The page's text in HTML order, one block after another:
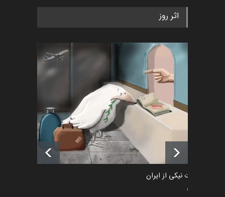
به یاد اردوغان باشول (۱۹۳۶–
اخبار 2 ماه قبل
رویداد کارگاهی کارتون و پوستر
«ایران سربلند» به ا…
اخبار 6 ماه قبل
فراخوان رویداد کارگاهی کارتون و
پوستر "ایران سربل…
اخبار 6 ماه قبل
اثر روز
طراوت نیکی از ایران
سیاسی